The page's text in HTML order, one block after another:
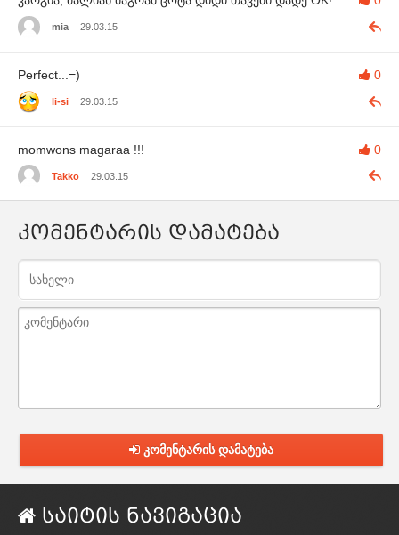
mia 29.03.15
0
Perfect...=)
li-si 29.03.15
0
momwons magaraa !!!
Takko 29.03.15
კომენტარის დამატება
კომენტარის დამატება
საიტის ნავიგაცია